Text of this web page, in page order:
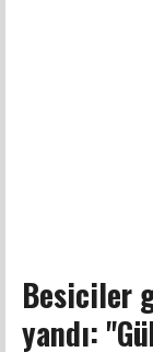
Besiciler
yandı: